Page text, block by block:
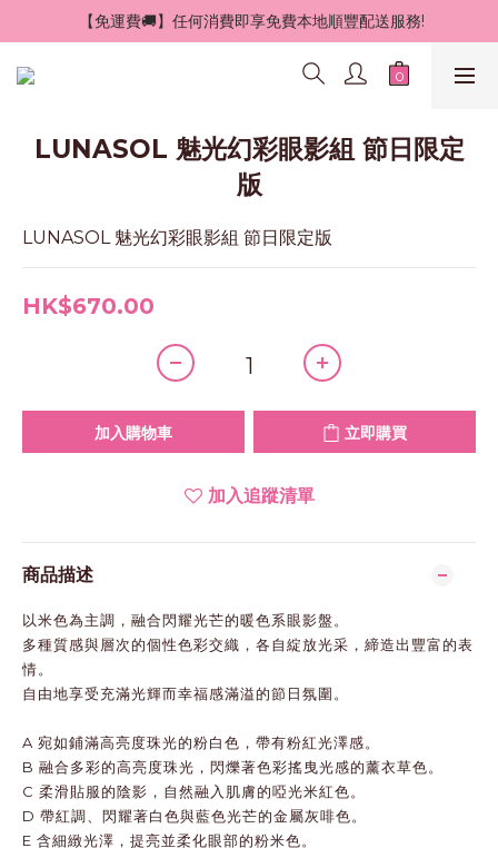
【免運費🚚】任何消費即享免費本地順豐配送服務!
LUNASOL 魅光幻彩眼影組 節日限定
版
LUNASOL 魅光幻彩眼影組 節日限定版
HK$670.00
加入購物車 立即購買
加入追蹤清單
商品描述
以米色為主調，融合閃耀光芒的暖色系眼影盤。
多種質感與層次的個性色彩交織，各自綻放光采，締造出豐富的表
情。
自由地享受充滿光輝而幸福感滿溢的節日氛圍。
A 宛如鋪滿高亮度珠光的粉白色，帶有粉紅光澤感。
B 融合多彩的高亮度珠光，閃爍著色彩搖曳光感的薰衣草色。
C 柔滑貼服的陰影，自然融入肌膚的啞光米紅色。
D 帶紅調、閃耀著白色與藍色光芒的金屬灰啡色。
E 含細緻光澤，提亮並柔化眼部的粉米色。